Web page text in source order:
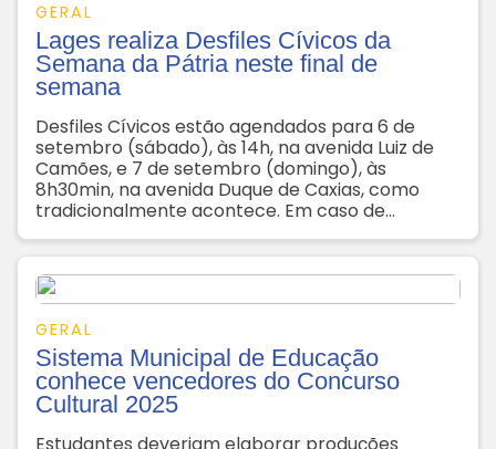
GERAL
Lages realiza Desfiles Cívicos da
Semana da Pátria neste final de
semana
Desfiles Cívicos estão agendados para 6 de
setembro (sábado), às 14h, na avenida Luiz de
Camões, e 7 de setembro (domingo), às
8h30min, na avenida Duque de Caxias, como
tradicionalmente acontece. Em caso de
chuva), os Desfiles Cívicos serão transferidos
para os dias 13 e 14 de setembro
GERAL
Sistema Municipal de Educação
conhece vencedores do Concurso
Cultural 2025